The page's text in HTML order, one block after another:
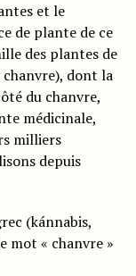
et le
de plante de ce
des plantes de
chanvre), dont la
du chanvre,
médicinale,
milliers
depuis
(kánnabis,
mot « chanvre »